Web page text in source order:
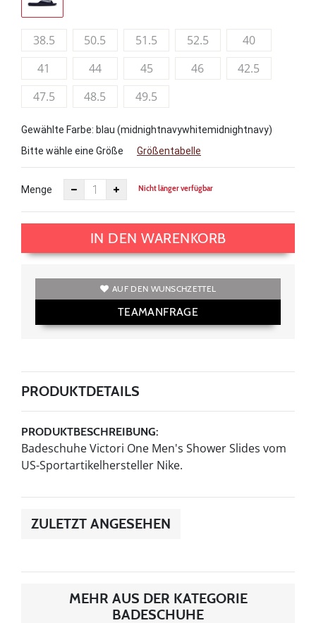
38.5 50.5 51.5 52.5
40
41
44 45 46
42.5
47.5
48.5 49.5
Gewählte Farbe: blau (midnightnavywhitemidnightnavy)
Bitte wähle eine Größe
Größentabelle
Menge Nicht länger verfügbar
IN DEN WARENKORB
AUF DEN WUNSCHZETTEL
TEAMANFRAGE
PRODUKTDETAILS
PRODUKTBESCHREIBUNG:
Badeschuhe Victori One Men's Shower Slides vom
US-Sportartikelhersteller Nike.
ZULETZT ANGESEHEN
MEHR AUS DER KATEGORIE
BADESCHUHE